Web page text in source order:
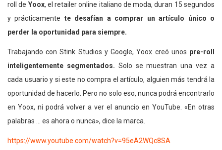
roll de Yoox, el retailer online italiano de moda, duran 15 segundos
y prácticamente te desafían a comprar un artículo único o
perder la oportunidad para siempre.
Trabajando con Stink Studios y Google, Yoox creó unos pre-roll
inteligentemente segmentados. Solo se muestran una vez a
cada usuario y si este no compra el artículo, alguien más tendrá la
oportunidad de hacerlo. Pero no solo eso, nunca podrá encontrarlo
en Yoox, ni podrá volver a ver el anuncio en YouTube. «En otras
palabras … es ahora o nunca», dice la marca.
https://www.youtube.com/watch?v=95eA2WQc8SA